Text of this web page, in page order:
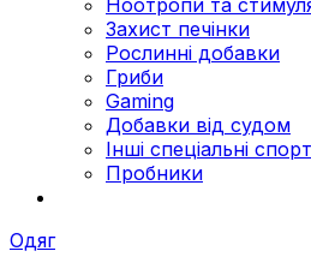
Захист печінки
Рослинні добавки
Гриби
Gaming
Добавки від судом
Інші спеціальні
Пробники
Одяг